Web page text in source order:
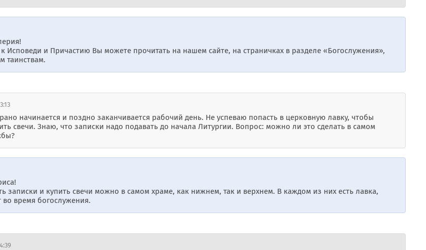
к Исповеди и Причастию Вы можете прочитать на нашем сайте, на страничках в разделе «Богослужения»,
таинствам.
начинается и поздно заканчивается рабочий день. Не успеваю попасть в церковную лавку, чтобы
свечи. Знаю, что записки надо подавать до начала Литургии. Вопрос: можно ли это сделать в самом
записки и купить свечи можно в самом храме, как нижнем, так и верхнем. В каждом из них есть лавка,
во время богослужения.